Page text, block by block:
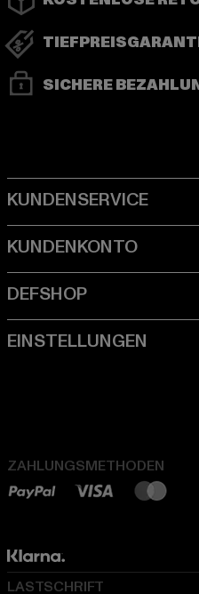
SICHERE
ZAHLUNGSMETHODEN
LASTSCHRIFT